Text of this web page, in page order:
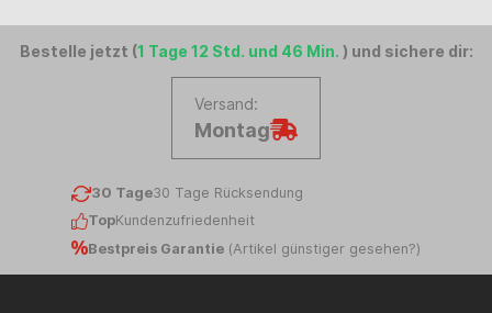
Bestelle jetzt (1 Tage 12 Std. und 46 Min. ) und sichere dir:
Versand:
Montag
30 Tage30 Tage Rücksendung
TopKundenzufriedenheit
Bestpreis Garantie (Artikel günstiger gesehen?)